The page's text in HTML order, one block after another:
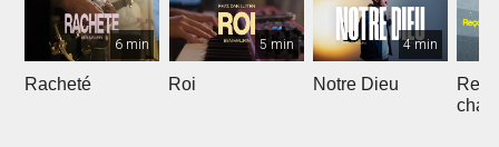
6 min
Racheté
5 min
Roi
4 min
Notre Dieu
chant